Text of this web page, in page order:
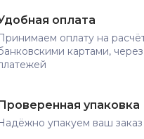
оплата
оплату на
картами,
упаковка
упакуем ваш